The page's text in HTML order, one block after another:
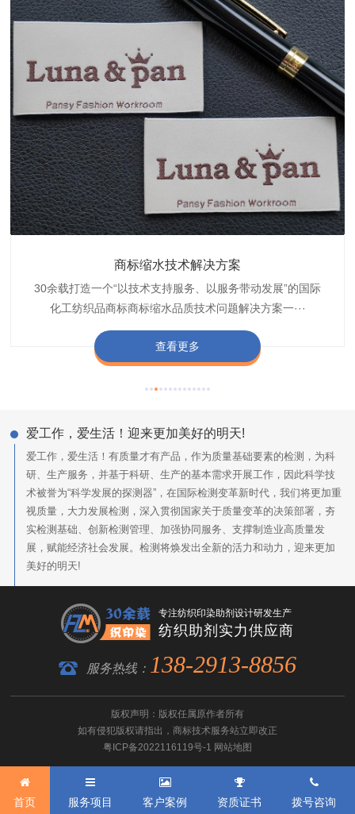
商标缩水技术解决方案
30余载打造一个“以技术支持服务、以服务带动发展”的国际
化工纺织品商标商标缩水品质技术问题解决方案一···
查看更多
织带商标防水技术解决方案
博准公司专注于织带商标防水技术解决方案30余载,励志于
纺织品商标企业打造含油量超标品质技术问题解决方···
查看更多
服装颜色不匀技术解决方案
博准是一家专注30余载设计研发织唛印唛商标、织带服装颜
色不匀品质技术问题解决方案一站式服务提供商,技···
查看更多
纺织品阻燃母粒
博准致力于成为纺织品商标阻燃母粒剂,TF-W760,TF-W760
阻燃母粒剂加工定制服务实力提供商,···
查看更多
爱工作，爱生活！迎来更加美好的明天!
爱工作，爱生活！有质量才有产品，作为质量基础要素的检测，为科
研、生产服务，并基于科研、生产的基本需求开展工作，因此科学技
术被誉为“科学发展的探测器”，在国际检测变革新时代，我们将更加重
视质量，大力发展检测，深入贯彻国家关于质量变革的决策部署，夯
实检测基础、创新检测管理、加强协同服务、支撑制造业高质量发
展，赋能经济社会发展。检测将焕发出全新的活力和动力，迎来更加
美好的明天!
专注纺织印染助剂设计研发生产
纺织助剂实力供应商
服务热线： 138-2913-8856
版权声明：版权任属原作者所有
如有侵犯版权请指出， 商标技术服务站立即改正
粤ICP备2022116119号-1 网站地图
首页 服务项目 客户案例 资质证书 拨号咨询